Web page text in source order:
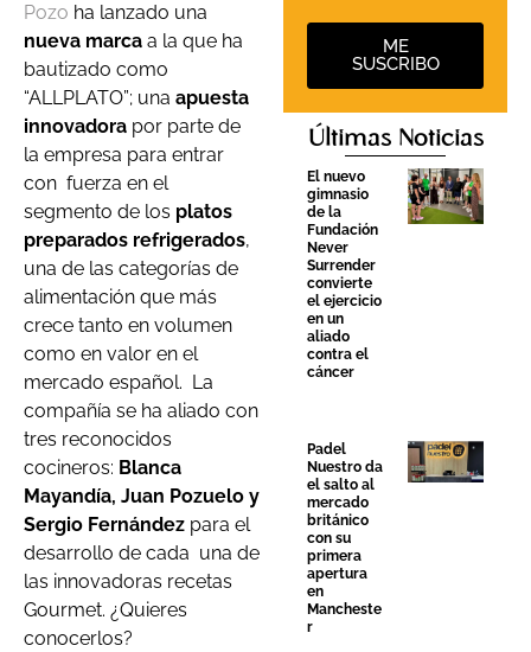
Pozo ha lanzado una
nueva marca a la que ha
bautizado como
“ALLPLATO”; una apuesta
innovadora por parte de
la empresa para entrar
con fuerza en el
segmento de los platos
preparados refrigerados,
una de las categorías de
alimentación que más
crece tanto en volumen
como en valor en el
mercado español. La
compañía se ha aliado con
tres reconocidos
cocineros: Blanca
Mayandía, Juan Pozuelo y
Sergio Fernández para el
desarrollo de cada una de
las innovadoras recetas
Gourmet. ¿Quieres
conocerlos?
ME
SUSCRIBO
Últimas Noticias
El nuevo
gimnasio
de la
Fundación
Never
Surrender
convierte
el ejercicio
en un
aliado
contra el
cáncer
Padel
Nuestro da
el salto al
mercado
británico
con su
primera
apertura
en
Mancheste
r